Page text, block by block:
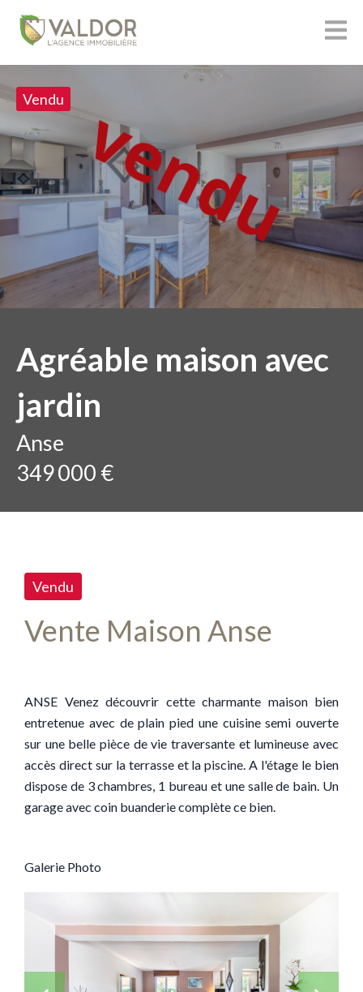
Vendu
Agréable maison avec
jardin
Anse
349 000 €
Vendu
Vente Maison Anse
ANSE Venez découvrir cette charmante maison bien
entretenue avec de plain pied une cuisine semi ouverte
sur une belle pièce de vie traversante et lumineuse avec
accès direct sur la terrasse et la piscine. A l'étage le bien
dispose de 3 chambres, 1 bureau et une salle de bain. Un
garage avec coin buanderie complète ce bien.
Galerie Photo